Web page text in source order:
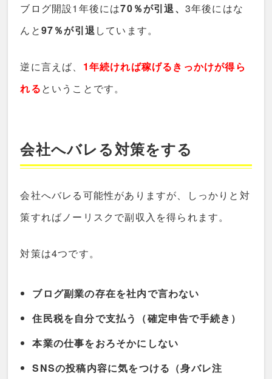
ブログ開設1年後には70％が引退、 3年後にはな
んと97％が引退しています。
逆に言えば、 1年続ければ稼げるきっかけが得ら
れるということです。
会社へバレる対策をする
会社へバレる可能性がありますが、しっかりと対
策すればノーリスクで副収入を得られます。
対策は4つです。
ブログ副業の存在を社内で言わない
住民税を自分で支払う（確定申告で手続き）
本業の仕事をおろそかにしない
SNSの投稿内容に気をつける（身バレ注